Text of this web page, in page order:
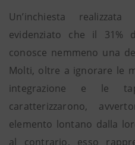
Un’inchiesta
evidenziato che il 31%
conosce nemmeno una
Molti, oltre a ignorare le
integrazione e le
caratterizzarono,
elemento lontano dalla
al contrario, esso